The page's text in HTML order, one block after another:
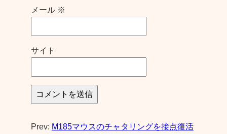
メール ※
サイト
Prev: M185マウスのチャタリングを接点復活